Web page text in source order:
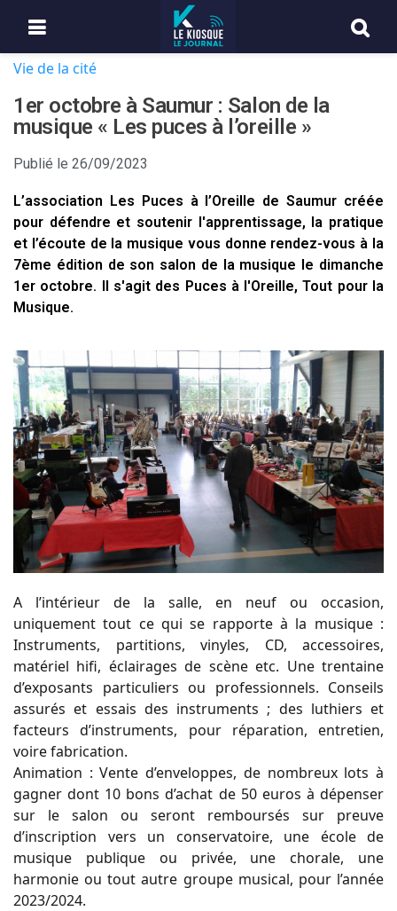
Vie de la cité
1er octobre à Saumur : Salon de la
musique « Les puces à l’oreille »
Publié le 26/09/2023
L’association Les Puces à l’Oreille de Saumur créée
pour défendre et soutenir l'apprentissage, la pratique
et l’écoute de la musique vous donne rendez-vous à la
7ème édition de son salon de la musique le dimanche
1er octobre. Il s'agit des Puces à l'Oreille, Tout pour la
Musique.
A l’intérieur de la salle, en neuf ou occasion,
uniquement tout ce qui se rapporte à la musique :
Instruments, partitions, vinyles, CD, accessoires,
matériel hifi, éclairages de scène etc. Une trentaine
d’exposants particuliers ou professionnels. Conseils
assurés et essais des instruments ; des luthiers et
facteurs d’instruments, pour réparation, entretien,
voire fabrication.
Animation : Vente d’enveloppes, de nombreux lots à
gagner dont 10 bons d’achat de 50 euros à dépenser
sur le salon ou seront remboursés sur preuve
d’inscription vers un conservatoire, une école de
musique publique ou privée, une chorale, une
harmonie ou tout autre groupe musical, pour l’année
2023/2024.